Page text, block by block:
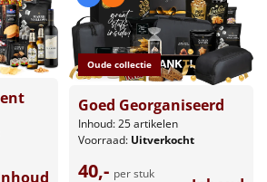
Oude collectie
Goed Georganiseerd
Inhoud: 25 artikelen
Voorraad: Uitverkocht
40,- per stuk